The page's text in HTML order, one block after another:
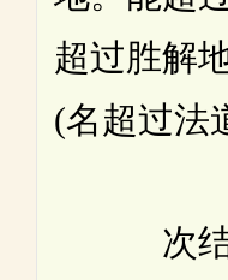
超过胜解
(名超过法
次结法